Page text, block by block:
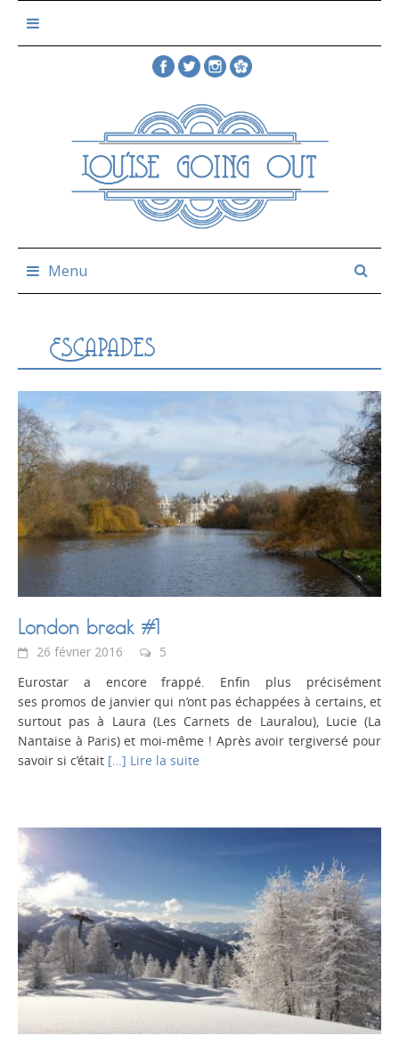
Menu
Escapades
London break #1
26 février 2016
5
Eurostar a encore frappé. Enfin plus précisément
ses promos de janvier qui n’ont pas échappées à certains, et
surtout pas à Laura (Les Carnets de Lauralou), Lucie (La
Nantaise à Paris) et moi-même ! Après avoir tergiversé pour
savoir si c’était […] Lire la suite